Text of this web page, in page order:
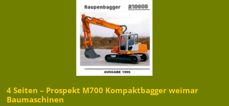
4 Seiten – Prospekt M700 Kompaktbagger weimar
Baumaschinen